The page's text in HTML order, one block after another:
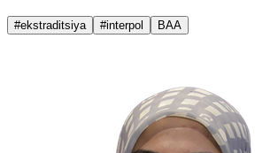
#ekstraditsiya #interpol BAA